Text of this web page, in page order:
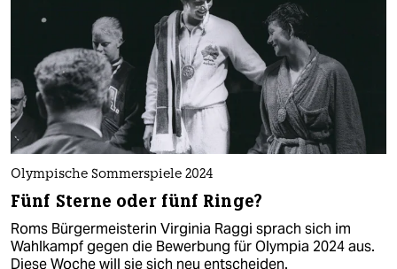
Olympische Sommerspiele 2024
Fünf Sterne oder fünf Ringe?
Roms Bürgermeisterin Virginia Raggi sprach sich im
Wahlkampf gegen die Bewerbung für Olympia 2024 aus.
Diese Woche will sie sich neu entscheiden.